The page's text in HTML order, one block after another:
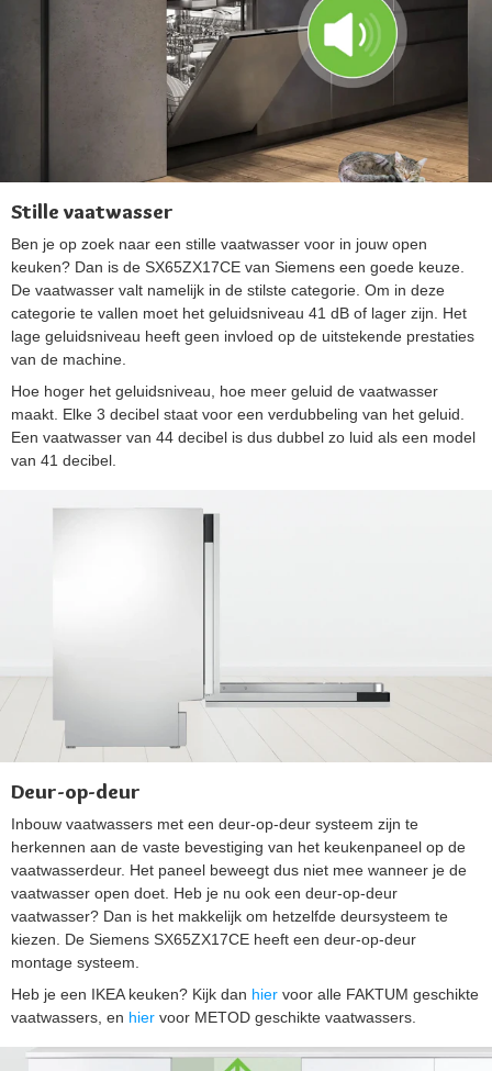
Stille vaatwasser
Ben je op zoek naar een stille vaatwasser voor in jouw open
keuken? Dan is de SX65ZX17CE van Siemens een goede keuze.
De vaatwasser valt namelijk in de stilste categorie. Om in deze
categorie te vallen moet het geluidsniveau 41 dB of lager zijn. Het
lage geluidsniveau heeft geen invloed op de uitstekende prestaties
van de machine.
Hoe hoger het geluidsniveau, hoe meer geluid de vaatwasser
maakt. Elke 3 decibel staat voor een verdubbeling van het geluid.
Een vaatwasser van 44 decibel is dus dubbel zo luid als een model
van 41 decibel.
Deur-op-deur
Inbouw vaatwassers met een deur-op-deur systeem zijn te
herkennen aan de vaste bevestiging van het keukenpaneel op de
vaatwasserdeur. Het paneel beweegt dus niet mee wanneer je de
vaatwasser open doet. Heb je nu ook een deur-op-deur
vaatwasser? Dan is het makkelijk om hetzelfde deursysteem te
kiezen. De Siemens SX65ZX17CE heeft een deur-op-deur
montage systeem.
Heb je een IKEA keuken? Kijk dan hier voor alle FAKTUM geschikte
vaatwassers, en hier voor METOD geschikte vaatwassers.